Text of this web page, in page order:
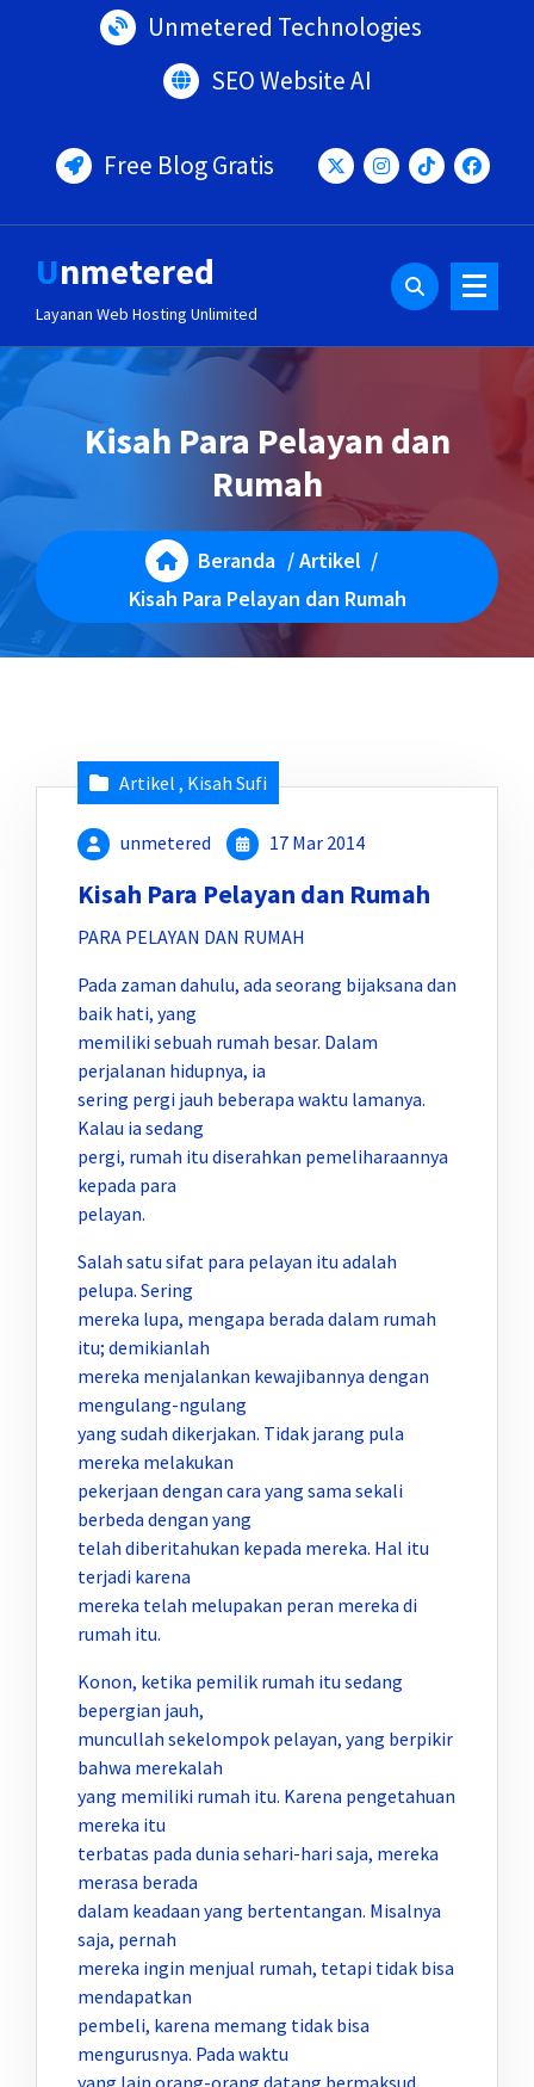
Unmetered Technologies
SEO Website AI
Free Blog Gratis
Unmetered
Layanan Web Hosting Unlimited
Kisah Para Pelayan dan
Rumah
Beranda /Artikel /
Kisah Para Pelayan dan Rumah
Artikel , Kisah Sufi
unmetered 17 Mar 2014
Kisah Para Pelayan dan Rumah
PARA PELAYAN DAN RUMAH
Pada zaman dahulu, ada seorang bijaksana dan
baik hati, yang
memiliki sebuah rumah besar. Dalam
perjalanan hidupnya, ia
sering pergi jauh beberapa waktu lamanya.
Kalau ia sedang
pergi, rumah itu diserahkan pemeliharaannya
kepada para
pelayan.
Salah satu sifat para pelayan itu adalah
pelupa. Sering
mereka lupa, mengapa berada dalam rumah
itu; demikianlah
mereka menjalankan kewajibannya dengan
mengulang-ngulang
yang sudah dikerjakan. Tidak jarang pula
mereka melakukan
pekerjaan dengan cara yang sama sekali
berbeda dengan yang
telah diberitahukan kepada mereka. Hal itu
terjadi karena
mereka telah melupakan peran mereka di
rumah itu.
Konon, ketika pemilik rumah itu sedang
bepergian jauh,
muncullah sekelompok pelayan, yang berpikir
bahwa merekalah
yang memiliki rumah itu. Karena pengetahuan
mereka itu
terbatas pada dunia sehari-hari saja, mereka
merasa berada
dalam keadaan yang bertentangan. Misalnya
saja, pernah
mereka ingin menjual rumah, tetapi tidak bisa
mendapatkan
pembeli, karena memang tidak bisa
mengurusnya. Pada waktu